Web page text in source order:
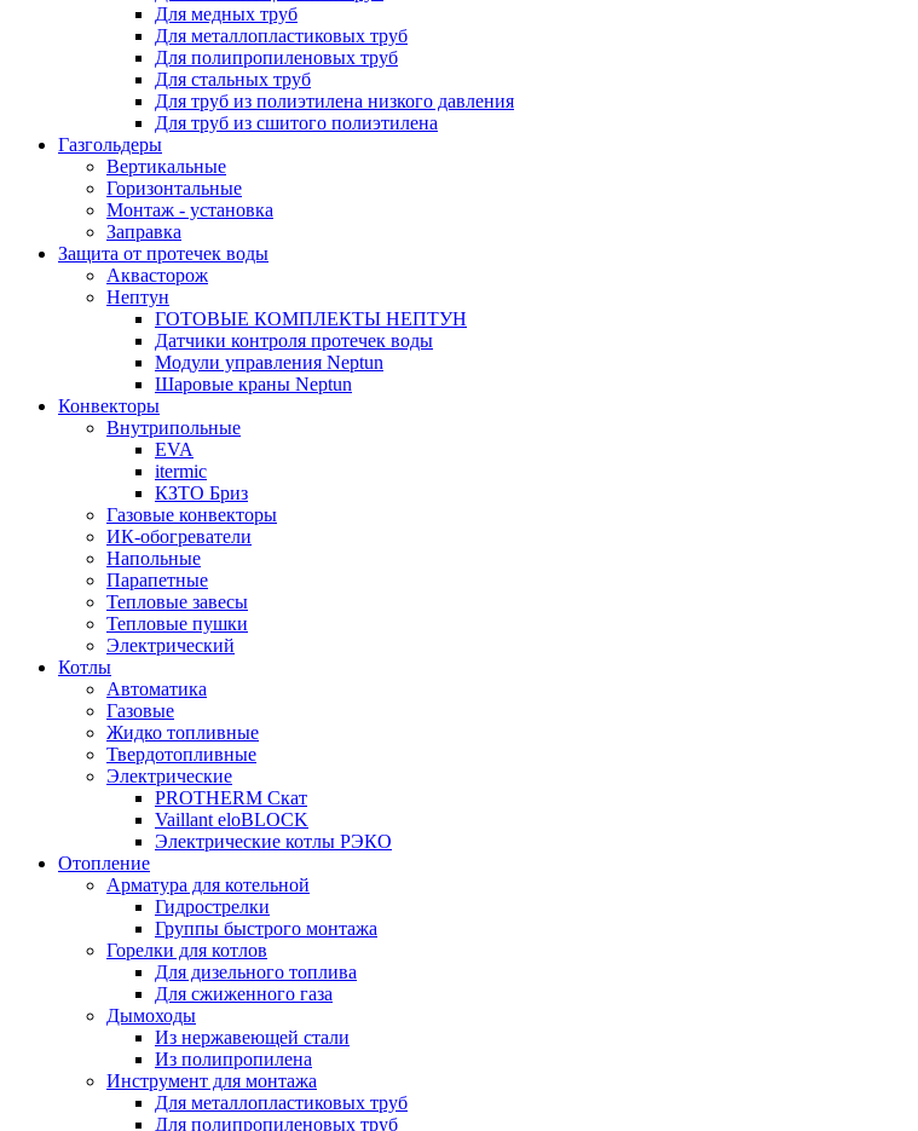
Для медных труб
Для металлопластиковых труб
Для полипропиленовых труб
Для стальных труб
Для труб из полиэтилена низкого давления
Для труб из сшитого полиэтилена
Газгольдеры
Вертикальные
Горизонтальные
Монтаж - установка
Заправка
Защита от протечек воды
Аквасторож
Нептун
ГОТОВЫЕ КОМПЛЕКТЫ НЕПТУН
Датчики контроля протечек воды
Модули управления Neptun
Шаровые краны Neptun
Конвекторы
Внутрипольные
EVA
itermic
КЗТО Бриз
Газовые конвекторы
ИК-обогреватели
Напольные
Парапетные
Тепловые завесы
Тепловые пушки
Электрический
Котлы
Автоматика
Газовые
Жидко топливные
Твердотопливные
Электрические
PROTHERM Скат
Vaillant eloBLOCK
Электрические котлы РЭКО
Отопление
Арматура для котельной
Гидрострелки
Группы быстрого монтажа
Горелки для котлов
Для дизельного топлива
Для сжиженного газа
Дымоходы
Из нержавеющей стали
Из полипропилена
Инструмент для монтажа
Для металлопластиковых труб
Для полипропиленовых труб